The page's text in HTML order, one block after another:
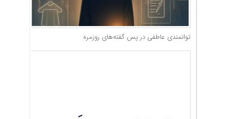
توانمندی عاطفی در پس گفته‌های روزمره